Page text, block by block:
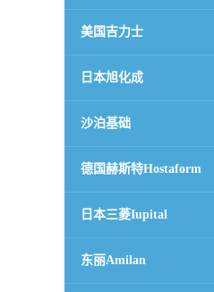
美国吉力士
日本旭化成
沙泊基础
德国赫斯特Hostaform
日本三菱Iupital
东丽Amilan